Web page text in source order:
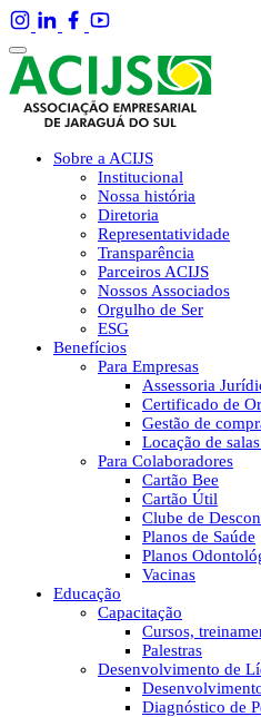
Sobre a ACIJS
Institucional
Nossa história
Diretoria
Representatividade
Transparência
Parceiros ACIJS
Nossos Associados
Orgulho de Ser
ESG
Benefícios
Para Empresas
Assessoria
Certificado de
Gestão de
Locação de
Para Colaboradores
Cartão Bee
Cartão Útil
Clube de
Planos de Saúde
Planos
Vacinas
Educação
Capacitação
Cursos,
Palestras
Desenvolvimento de
Diagnóstico de